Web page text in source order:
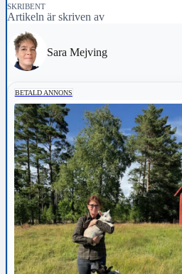
SKRIBENT
Artikeln är skriven av
Sara Mejving
BETALD ANNONS